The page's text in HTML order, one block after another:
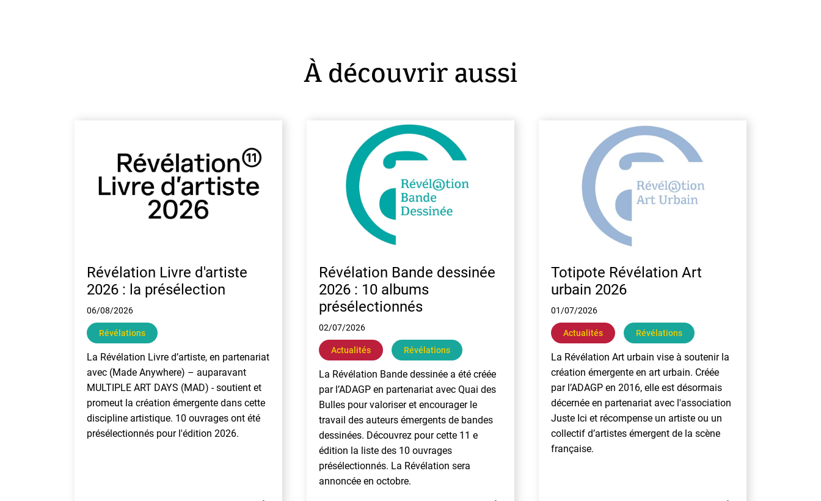
À découvrir aussi
Révélation Livre d'artiste
2026 : la présélection
06/08/2026
Révélations
La Révélation Livre d’artiste, en partenariat
avec (Made Anywhere) – auparavant
MULTIPLE ART DAYS (MAD) - soutient et
promeut la création émergente dans cette
discipline artistique. 10 ouvrages ont été
présélectionnés pour l'édition 2026.
Révélation Bande dessinée
2026 : 10 albums
présélectionnés
02/07/2026
Actualités Révélations
La Révélation Bande dessinée a été créée
par l’ADAGP en partenariat avec Quai des
Bulles pour valoriser et encourager le
travail des auteurs émergents de bandes
dessinées. Découvrez pour cette 11 e
édition la liste des 10 ouvrages
présélectionnés. La Révélation sera
annoncée en octobre.
Totipote Révélation Art
urbain 2026
01/07/2026
Actualités Révélations
La Révélation Art urbain vise à soutenir la
création émergente en art urbain. Créée
par l’ADAGP en 2016, elle est désormais
décernée en partenariat avec l'association
Juste Ici et récompense un artiste ou un
collectif d’artistes émergent de la scène
française.